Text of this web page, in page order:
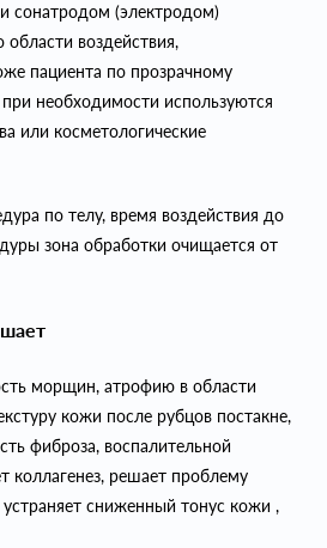
сонатродом (электродом)
воздействия,
пациента по прозрачному
необходимости используются
или косметологические
по телу, время воздействия до
зона обработки очищается от
морщин, атрофию в области
кожи после рубцов постакне,
фиброза, воспалительной
коллагенез, решает проблему
сниженный тонус кожи ,